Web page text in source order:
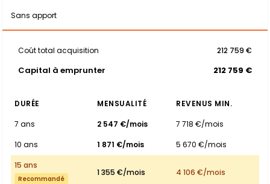
Sans apport
Coût total acquisition 212 759 €
Capital à emprunter 212 759 €
DURÉE MENSUALITÉ
REVENUS MIN.
7 ans
2 547 €/mois
7 718 €/mois
10 ans
1 871 €/mois
5 670 €/mois
15 ans
Recommandé
1 355 €/mois 4 106 €/mois